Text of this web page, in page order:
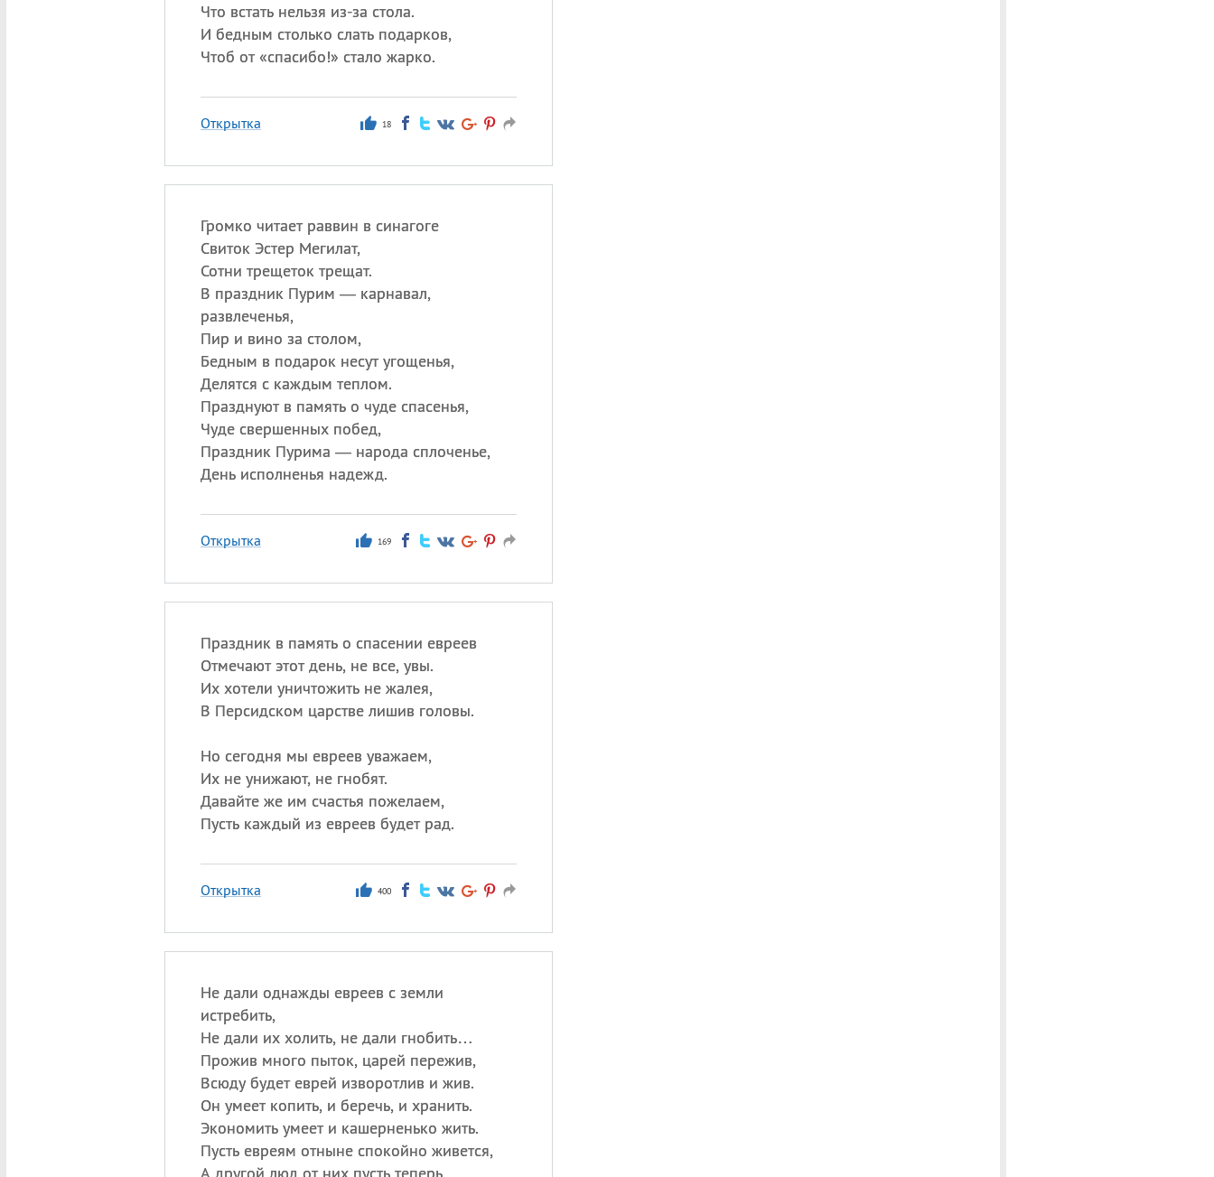
Что встать нельзя из-за стола.
И бедным столько слать подарков,
Чтоб от «спасибо!» стало жарко.
Открытка 18
Громко читает раввин в синагоге
Свиток Эстер Мегилат,
Сотни трещеток трещат.
В праздник Пурим — карнавал,
развлеченья,
Пир и вино за столом,
Бедным в подарок несут угощенья,
Делятся с каждым теплом.
Празднуют в память о чуде спасенья,
Чуде свершенных побед,
Праздник Пурима — народа сплоченье,
День исполненья надежд.
Открытка 169
Праздник в память о спасении евреев
Отмечают этот день, не все, увы.
Их хотели уничтожить не жалея,
В Персидском царстве лишив головы.
Но сегодня мы евреев уважаем,
Их не унижают, не гнобят.
Давайте же им счастья пожелаем,
Пусть каждый из евреев будет рад.
Открытка 400
Не дали однажды евреев с земли
истребить,
Не дали их холить, не дали гнобить…
Прожив много пыток, царей пережив,
Всюду будет еврей изворотлив и жив.
Он умеет копить, и беречь, и хранить.
Экономить умеет и кашерненько жить.
Пусть евреям отныне спокойно живется,